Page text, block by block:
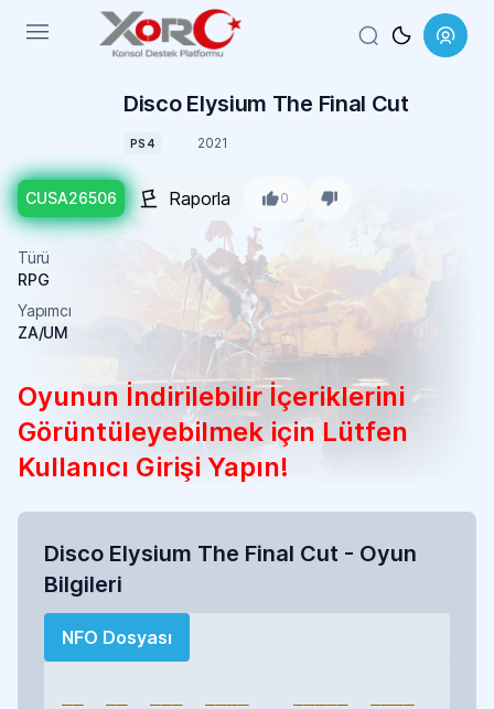
Menu
Disco Elysium The Final Cut
PS4 2021
CUSA26506 Raporla 0
Türü
RPG
Yapımcı
ZA/UM
Oyunun İndirilebilir İçeriklerini
Görüntüleyebilmek için Lütfen
Kullanıcı Girişi Yapın!
Disco Elysium The Final Cut - Oyun
Bilgileri
NFO Dosyası